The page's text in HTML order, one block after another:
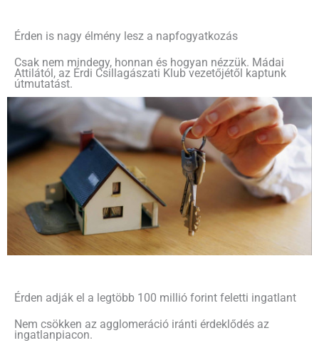
Érden is nagy élmény lesz a napfogyatkozás
Csak nem mindegy, honnan és hogyan nézzük. Mádai
Attilától, az Érdi Csillagászati Klub vezetőjétől kaptunk
útmutatást.
Érden adják el a legtöbb 100 millió forint feletti ingatlant
Nem csökken az agglomeráció iránti érdeklődés az
ingatlanpiacon.